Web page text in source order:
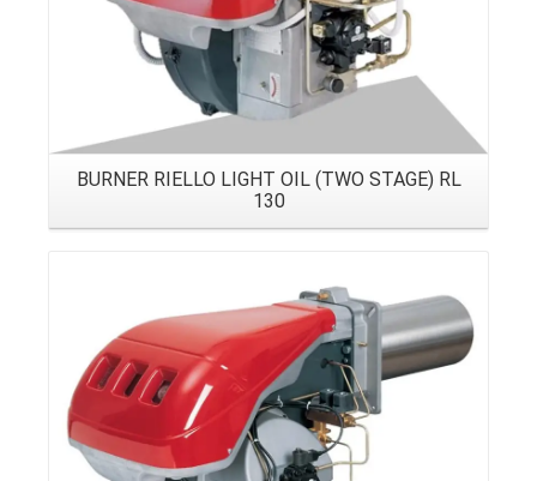
BURNER RIELLO LIGHT OIL (TWO STAGE) RL
130
Details